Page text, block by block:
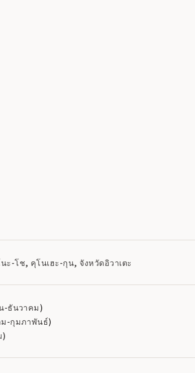
ะ-โช, คุโนเฮะ-กุน, จังหวัดอิวาเตะ
-ธันวาคม)
ม-กุมภาพันธ์)
)